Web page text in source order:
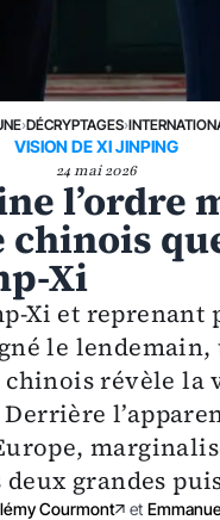
›DÉCRYPTAGES›
VISION DE XI JINPING
24 mai 2026
l’ordre
Xi
Xi et reprenant
le
révèle la
grandes
Courmont et